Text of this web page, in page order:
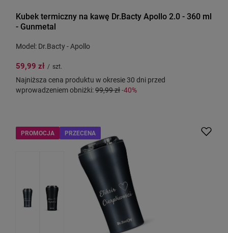
Kubek termiczny na kawę Dr.Bacty Apollo 2.0 - 360 ml
- Gunmetal
Model: Dr.Bacty - Apollo
59,99 zł / szt.
Najniższa cena produktu w okresie 30 dni przed
wprowadzeniem obniżki:99,99 zł-40%
PROMOCJA PRZECENA